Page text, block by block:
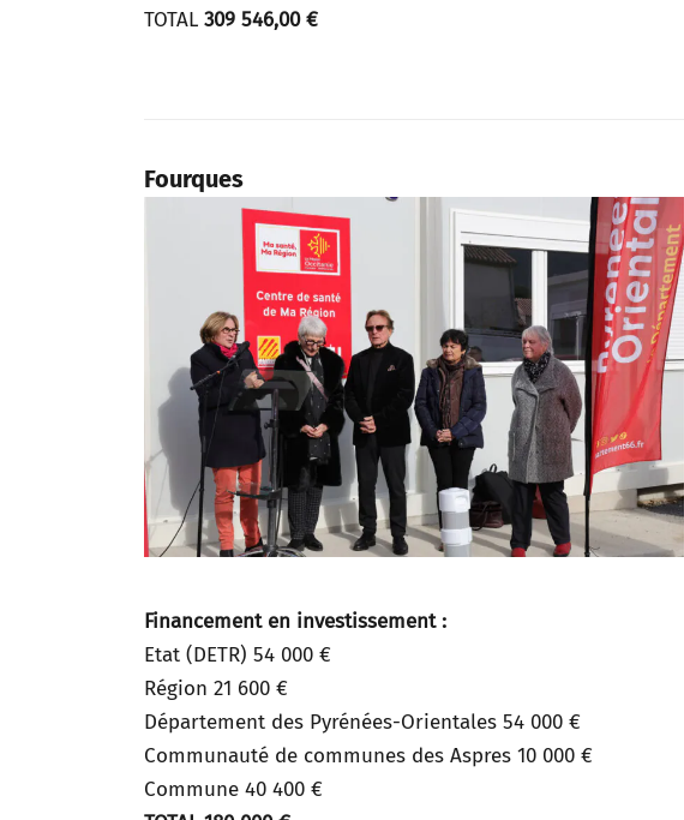
TOTAL 309 546,00 €
Fourques
Financement en investissement :
Etat (DETR) 54 000 €
Région 21 600 €
Département des Pyrénées-Orientales 54 000 €
Communauté de communes des Aspres 10 000 €
Commune 40 400 €